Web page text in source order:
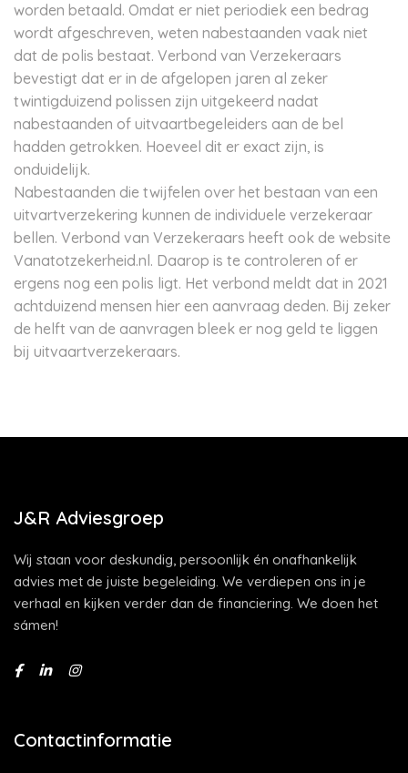
worden betaald. Omdat er niet periodiek een bedrag
wordt afgeschreven, weten nabestaanden vaak niet
dat de polis bestaat. Verbond van Verzekeraars
bevestigt dat er in de afgelopen jaren al zeker
twintigduizend polissen zijn uitgekeerd nadat
nabestaanden of uitvaartbegeleiders aan de bel
hadden getrokken. Hoeveel dit er exact zijn, is
onduidelijk.
Nabestaanden die twijfelen over het bestaan van een
uitvartverzekering kunnen de individuele verzekeraar
bellen. Verbond van Verzekeraars heeft ook de website
Vanatotzekerheid.nl. Daarop is te controleren of er
ergens nog een polis ligt. Het verbond meldt dat in 2021
achtduizend mensen hier een aanvraag deden. Bij zeker
de helft van de aanvragen bleek er nog geld te liggen
bij uitvaartverzekeraars.
J&R Adviesgroep
Wij staan voor deskundig, persoonlijk én onafhankelijk
advies met de juiste begeleiding. We verdiepen ons in je
verhaal en kijken verder dan de financiering. We doen het
sámen!
Contactinformatie